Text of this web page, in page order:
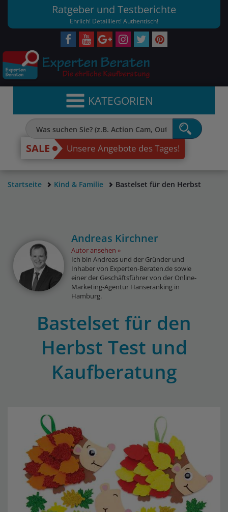
Ratgeber und Testberichte
Ehrlich! Detailliert! Authentisch!
KATEGORIEN
SALE Unsere Angebote des Tages!
Startseite Kind & Familie Bastelset für den Herbst
Andreas Kirchner
Autor ansehen
Ich bin Andreas und der Gründer und
Inhaber von Experten-Beraten.de sowie
einer der Geschäftsführer von der Online-
Marketing-Agentur Hanseranking in
Hamburg.
Bastelset für den
Herbst Test und
Kaufberatung